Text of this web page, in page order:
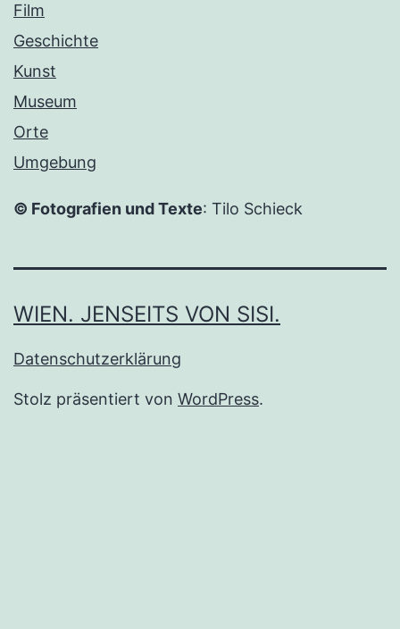
Film
Geschichte
Kunst
Museum
Orte
Umgebung
© Fotografien und Texte: Tilo Schieck
WIEN. JENSEITS VON SISI.
Datenschutzerklärung
Stolz präsentiert von WordPress.